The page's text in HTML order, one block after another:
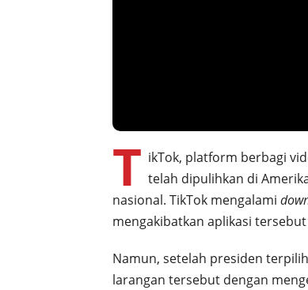
T ikTok, platform berbagi
telah dipulihkan di
nasional. TikTok mengalami
mengakibatkan aplikasi
Namun, setelah presiden
larangan tersebut dengan